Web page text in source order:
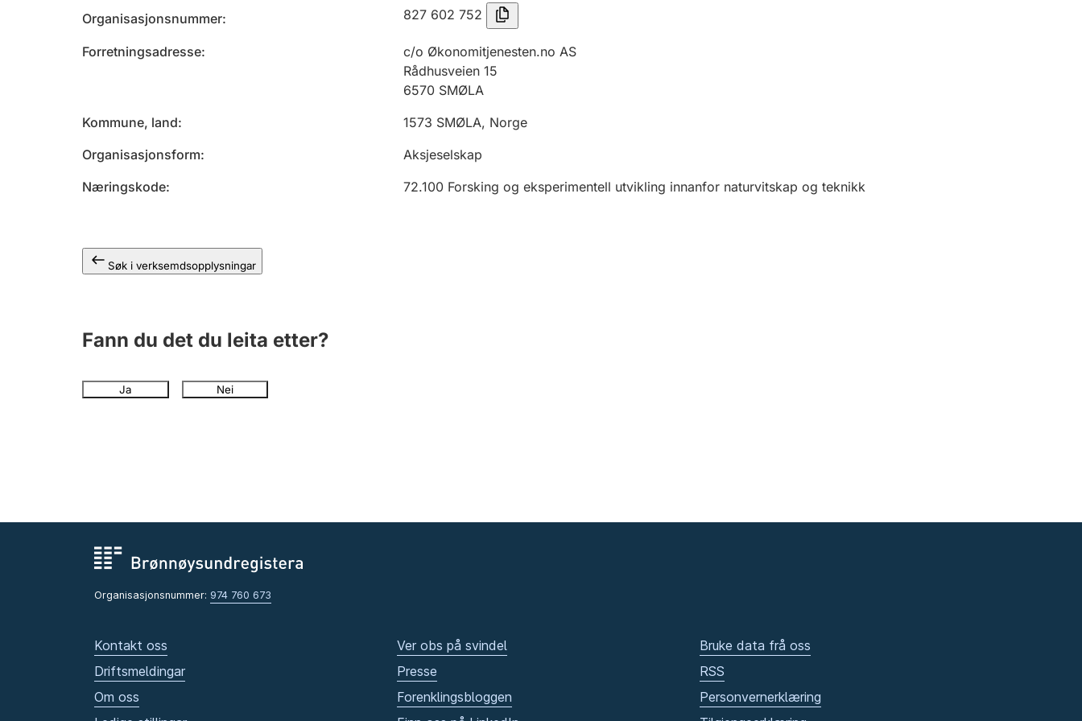
Organisasjonsnummer 827 602 752
Forretningsadresse
c/o Økonomitjenesten.no AS
Rådhusveien 15
6570 SMØLA
Kommune, land
1573 SMØLA, Norge
Organisasjonsform
Aksjeselskap
Næringskode
72.100 Forsking og eksperimentell utvikling innanfor naturvitskap og teknikk
Søk i verksemdsopplysningar
Fann du det du leita etter?
Ja Nei
Organisasjonsnummer: 974 760 673
Kontakt oss
Driftsmeldingar
Om oss
Ver obs på svindel
Presse
Forenklingsbloggen
Bruke data frå oss
RSS
Personvernerklæring